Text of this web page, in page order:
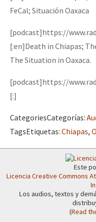
Mundo
La Sexta
AutonomÍa y Resistencia
Megaproyectos
Migración
Presos
Mujeres
ETIQUETAS
MULTIMEDIA
Dia 1: Encontro “Guerra
[CDMX – 20 julio]
“Sonhando a Terra do Bem
Se o México sabe, que o
FeCal; Situación Oaxaca
[podcast]https://
[:en]Death in Chiapas;
The Situation in Oaxaca .
[podcast]https://
[:]
CategoriesCategorías:
TagsEtiquetas: Chiapas,
Este
Licencia Creative Commons
Los audios, textos y
(Read